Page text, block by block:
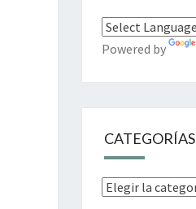
Powered by
CATEGORÍAS
Categorías